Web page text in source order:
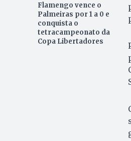
Flamengo vence o
Palmeiras por 1 a 0 e
conquista o
tetracampeonato da
Copa Libertadores